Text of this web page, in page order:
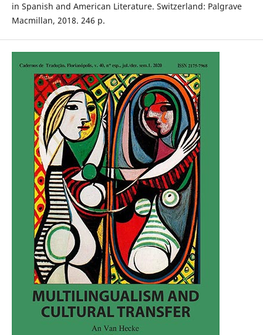
in Spanish and American Literature. Switzerland: Palgrave
Macmillan, 2018. 246 p.